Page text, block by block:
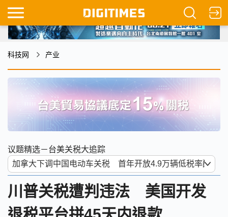
科技网 产业
议题精选－台美关税大追踪
川普关税遭判违法 美国开发